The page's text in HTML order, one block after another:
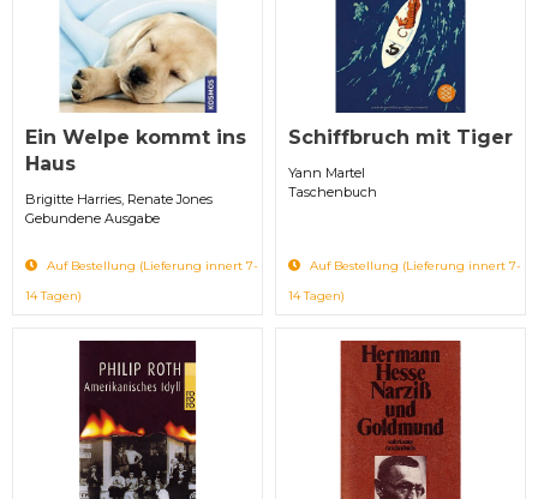
Ein Welpe kommt ins
Haus
Brigitte Harries, Renate Jones
Gebundene Ausgabe
Auf Bestellung (Lieferung innert 7-
14 Tagen)
Schiffbruch mit Tiger
Yann Martel
Taschenbuch
Auf Bestellung (Lieferung innert 7-
14 Tagen)